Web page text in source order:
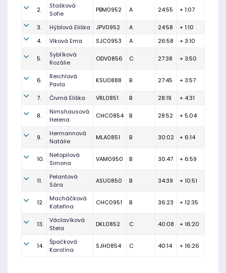
2.
Stašková
Sofie
PBM0952 A 24:55 + 1:07
3. Hýblová Eliška JPV0952 A 24:58
+ 1:10
4.
Vlková Ema SJC0953 A 26:58 + 3:10
5.
Syblíková
Rozálie
ODV0856 C 27:38 + 3:50
6.
Reichlová
Pavla
KSU0888 B 27:45 + 3:57
7. Čivrná Eliška VRL0851 B 28:19 + 4:31
8.
Nimshausová
Helena
CHC0854 B 28:52 + 5:04
9.
Hermannová
Natálie
MLA0851 B 30:02 + 6:14
10.
Netopilová
Simona
VAM0950 B 30:47 + 6:59
11.
Pelantová
Sára
ASU0850 B 34:39 + 10:51
12.
Macháčková
Kateřina
CHC0951 B 36:23 + 12:35
13.
Václavíková
Stela
DKL0852 C 40:08 + 16:20
14.
Špačková
Karolína
SJH0854 C 40:14 + 16:26